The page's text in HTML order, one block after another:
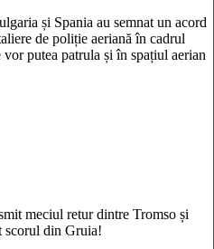
și Spania au semnat un acord
de poliție aeriană în cadrul
putea patrula și în spațiul aerian
meciul retur dintre Tromso și
scorul din Gruia!